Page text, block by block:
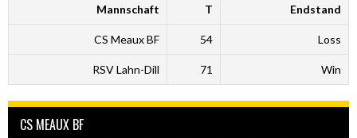
Mannschaft T Endstand
CS Meaux BF 54 Loss
RSV Lahn-Dill 71 Win
CS MEAUX BF